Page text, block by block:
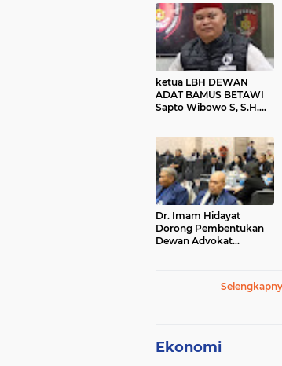
ketua LBH DEWAN
ADAT BAMUS BETAWI
Sapto Wibowo S, S.H.
Statement di Media
Dr. Imam Hidayat
Dorong Pembentukan
Dewan Advokat
Ekonomi